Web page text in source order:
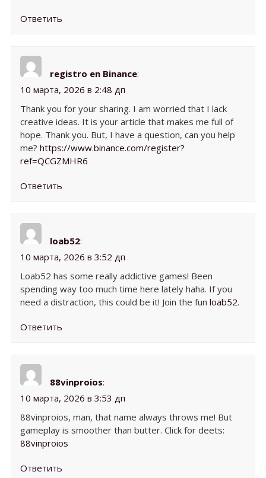
Ответить
registro en Binance:
10 марта, 2026 в 2:48 дп
Thank you for your sharing. I am worried that I lack
creative ideas. It is your article that makes me full of
hope. Thank you. But, I have a question, can you help
me? https://www.binance.com/register?
ref=QCGZMHR6
Ответить
loab52:
10 марта, 2026 в 3:52 дп
Loab52 has some really addictive games! Been
spending way too much time here lately haha. If you
need a distraction, this could be it! Join the fun loab52.
Ответить
88vinproios:
10 марта, 2026 в 3:53 дп
88vinproios, man, that name always throws me! But
gameplay is smoother than butter. Click for deets:
88vinproios
Ответить